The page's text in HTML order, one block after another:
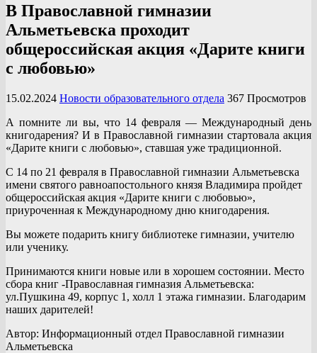
В Православной гимназии
Альметьевска проходит
общероссийская акция «Дарите книги
с любовью»
15.02.2024 Новости образовательного отдела 367 Просмотров
А помните ли вы, что 14 февраля — Международный день
книгодарения? И в Православной гимназии стартовала акция
«Дарите книги с любовью», ставшая уже традиционной.
С 14 по 21 февраля в Православной гимназии Альметьевска
имени святого равноапостольного князя Владимира пройдет
общероссийская акция «Дарите книги с любовью»,
приуроченная к Международному дню книгодарения.
Вы можете подарить книгу библиотеке гимназии, учителю
или ученику.
Принимаются книги новые или в хорошем состоянии. Место
сбора книг -Православная гимназия Альметьевска:
ул.Пушкина 49, корпус 1, холл 1 этажа гимназии. Благодарим
наших дарителей!
Автор: Информационный отдел Православной гимназии
Альметьевска